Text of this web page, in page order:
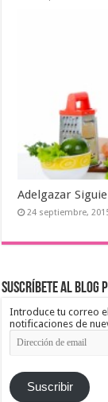
Adelgazar
24 septiembre,
Suscríbete al blog
Introduce tu correo
notificaciones de
Dirección
de
email
Suscribir